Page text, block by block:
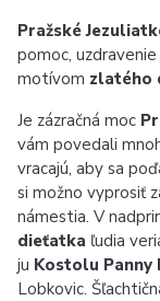
Pražské
pomoc, uzdravenie
motívom zlatého
Je zázračná moc
vám povedali
vracajú, aby sa
si možno vyprosiť
námestia. V
dieťatka ľudia
ju Kostolu Panny
Lobkovic.